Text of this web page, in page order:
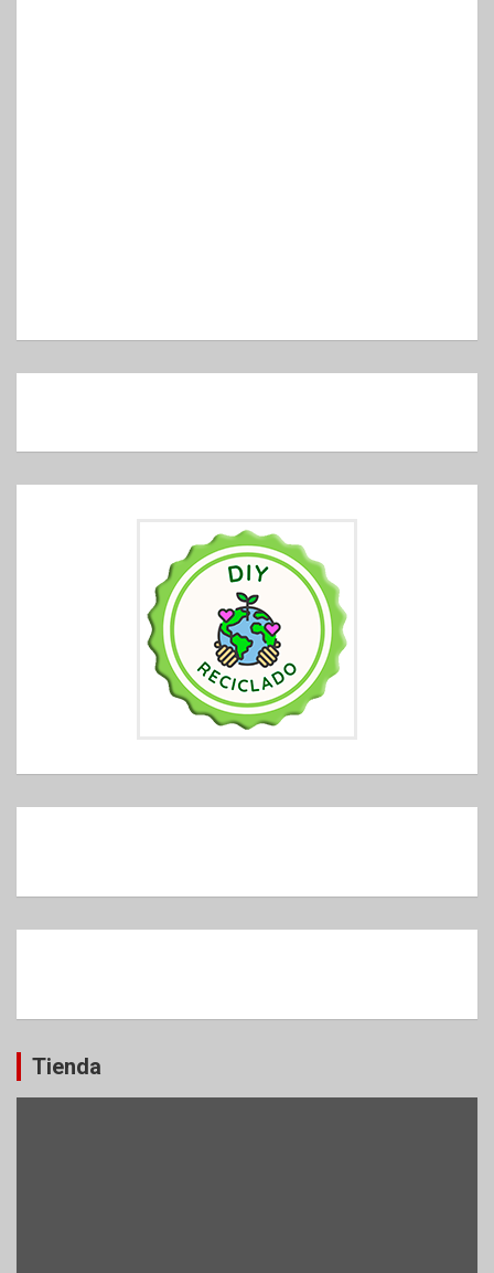
Tienda